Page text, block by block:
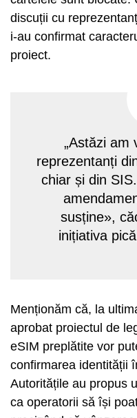
discuții cu
i-au confirmat
proiect.
„Astăzi am
reprezentanți
chiar și din
susține»,
inițiativa
Menționăm că, la
aprobat proiectul de
eSIM preplătite vor
confirmarea identității
Autoritățile au propus
ca operatorii să își